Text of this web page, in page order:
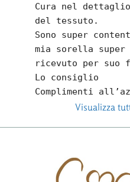
Cura nel
del tessuto.
Sono super
mia sorella
ricevuto per suo
Lo consiglio
Complimenti
Visualizza